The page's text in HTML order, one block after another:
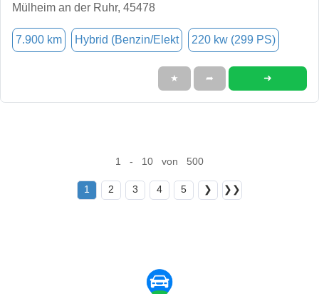
Mülheim an der Ruhr, 45478
7.900 km Hybrid (Benzin/Elekt 220 kw (299 PS)
★ ➦ ➜
1 - 10 von 500
1 2 3 4 5 ❯ ❯❯